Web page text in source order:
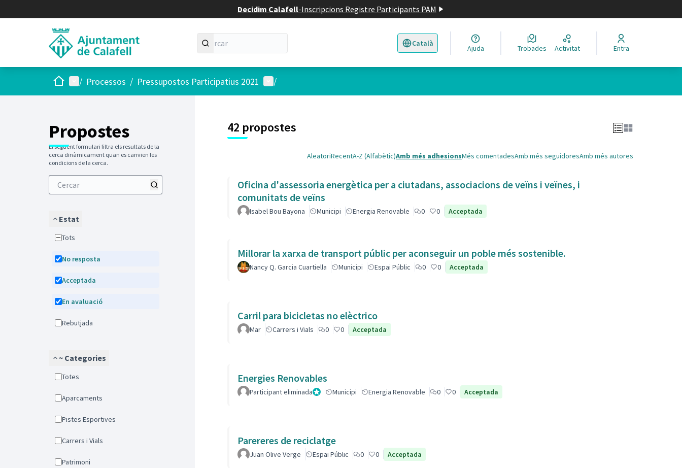
Decidim Calafell-Inscripcions Registre Participants PAM
Català
Triar la llengua Elegir el idioma
Ajuda Trobades Activitat Entra
Inici Menú principal
/ Processos / Pressupostos Participatius 2021 Menú d'usuari
/
Propostes
El següent formulari filtra els resultats de la
cerca dinàmicament quan es canvien les
condicions de la cerca.
Estat
Tots
No resposta
Acceptada
En avaluació
Rebutjada
~ Categories
Totes
Aparcaments
Pistes Esportives
Carrers i Vials
Patrimoni
42 propostes
AleatoriRecentA-Z (Alfabètic)Amb més adhesionsMés comentadesAmb més seguidoresAmb més autores
Oficina d'assessoria energètica per a ciutadans, associacions de veïns i veïnes, i
comunitats de veïns
Isabel Bou Bayona Municipi Energia Renovable 0 0 Acceptada
Millorar la xarxa de transport públic per aconseguir un poble més sostenible.
Nancy Q. Garcia Cuartiella Municipi Espai Públic 0 0 Acceptada
Carril para bicicletas no elèctrico
Mar Carrers i Vials 0 0 Acceptada
Energies Renovables
Participant eliminadaAdministrador
Municipi Energia Renovable 0 0 Acceptada
Parereres de reciclatge
Juan Olive Verge Espai Públic 0 0 Acceptada